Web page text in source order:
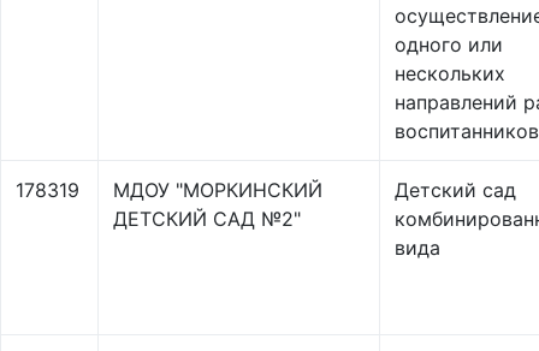
одного или
нескольких
направлений
воспитанников
178319
МДОУ "МОРКИНСКИЙ
ДЕТСКИЙ САД №2"
Детский сад
вида